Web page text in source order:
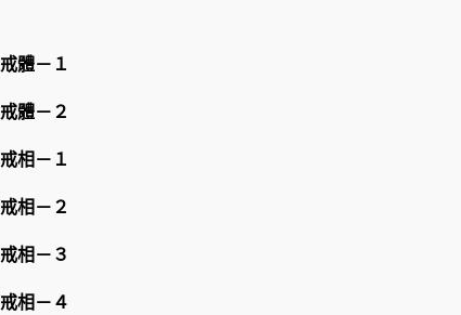
體－１
體－２
相－１
相－２
相－３
相－４